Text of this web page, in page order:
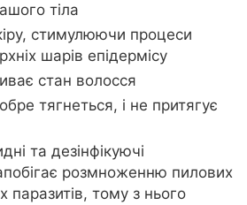
тіла
стимулюючи процеси
шарів епідермісу
стан волосся
тягнеться, і не притягує
та дезінфікуючі
розмноженню пилових
паразитів, тому з нього